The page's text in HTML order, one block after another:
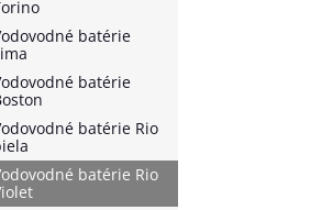
batérie
batérie
batérie Rio
batérie Rio